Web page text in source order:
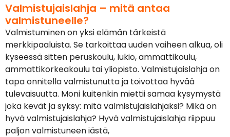
Valmistujaislahja – mitä antaa
valmistuneelle?
Valmistuminen on yksi elämän tärkeistä
merkkipaaluista. Se tarkoittaa uuden vaiheen alkua, oli
kyseessä sitten peruskoulu, lukio, ammattikoulu,
ammattikorkeakoulu tai yliopisto. Valmistujaislahja on
tapa onnitella valmistunutta ja toivottaa hyvää
tulevaisuutta. Moni kuitenkin miettii samaa kysymystä
joka kevät ja syksy: mitä valmistujaislahjaksi? Mikä on
hyvä valmistujaislahja? Hyvä valmistujaislahja riippuu
paljon valmistuneen iästä,